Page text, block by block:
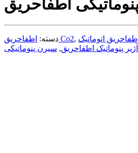
دسته: اطفاحریق Co2, اطفاحریق اتوماتیک
آژیر پنوماتیک اطفاحریق,